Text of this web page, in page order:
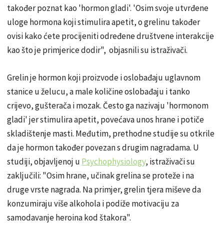
također poznat kao 'hormon gladi'. 'Osim svoje utvrđene
uloge hormona koji stimulira apetit, o grelinu također
ovisi kako ćete procijeniti određene društvene interakcije
kao što je primjerice dodir", objasnili su istraživači.
Grelin je hormon koji proizvode i oslobađaju uglavnom
stanice u želucu, a male količine oslobađaju i tanko
crijevo, gušterača i mozak. Često ga nazivaju 'hormonom
gladi' jer stimulira apetit, povećava unos hrane i potiče
skladištenje masti. Međutim, prethodne studije su otkrile
da je hormon također povezan s drugim nagradama. U
studiji, objavljenoj u Psychophysiology, istraživači su
zaključili: "Osim hrane, učinak grelina se proteže i na
druge vrste nagrada. Na primjer, grelin tjera miševe da
konzumiraju više alkohola i podiže motivaciju za
samodavanje heroina kod štakora".